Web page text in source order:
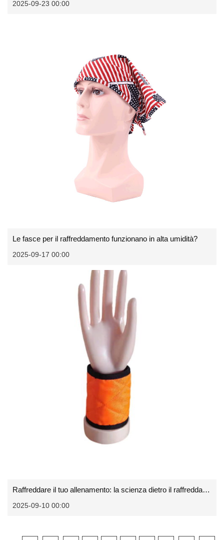
2025-09-23 00:00
Le fasce per il raffreddamento funzionano in alta umidità?
2025-09-17 00:00
Raffreddare il tuo allenamento: la scienza dietro il raffreddamento del polso avvolgimento
2025-09-10 00:00